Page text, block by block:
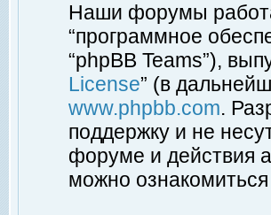
Наши форумы
“программное
“phpBB Teams”),
License” (в
www.phpbb.com.
поддержку и не
форуме и действия
можно